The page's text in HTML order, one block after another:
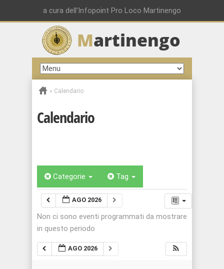
a cura dell'Infopoint Pro Loco Martinengo
Martinengo
» Calendario
Calendario
Categorie Tag
AGO 2026
Non ci sono eventi programmati da mostrare
in questo periodo
AGO 2026